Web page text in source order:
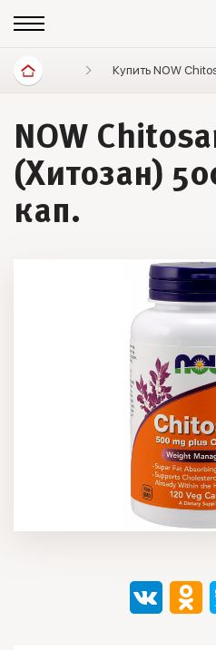
Витамины и минералы
Купить NOW
NOW
(Хитозан)
кап.